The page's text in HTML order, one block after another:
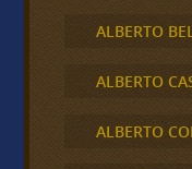
ALBERTO
ALBERTO
ALBERTO